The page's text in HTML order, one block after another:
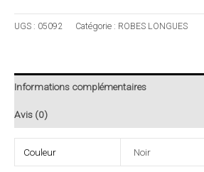
UGS : 05092 Catégorie : ROBES LONGUES
Informations complémentaires
Avis (0)
Couleur Noir